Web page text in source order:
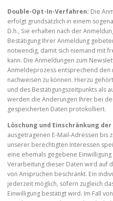
Double-Opt-In-Verfahren: Die
erfolgt grundsätzlich in einem
D.h., Sie erhalten nach der
Bestätigung Ihrer Anmeldung
notwendig, damit sich niemand mit
kann. Die Anmeldungen zum
Anmeldeprozess entsprechend den
nachweisen zu können. Hierzu
und des Bestätigungszeitpunkts als
werden die Änderungen Ihrer bei
gespeicherten Daten protokolliert.
Löschung und Einschränkung
ausgetragenen E-Mail-Adressen bis
unserer berechtigten Interessen
eine ehemals gegebene
Verarbeitung dieser Daten wird auf
von Ansprüchen beschränkt. Ein
jederzeit möglich, sofern zugleich
Einwilligung bestätigt wird. Im Fall